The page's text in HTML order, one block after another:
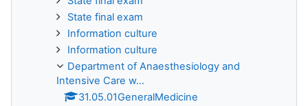
State final exam
Information culture
Information culture
Department of Anaesthesiology and
Intensive Care w...
31.05.01GeneralMedicine